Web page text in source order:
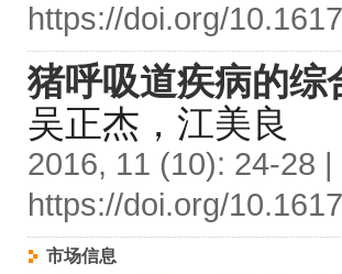
https://doi.org/
猪呼吸道疾病的综
吴正杰，江美良
2016, 11 (10): 24-28 |
https://doi.org/
市场信息